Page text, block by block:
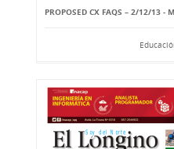
PROPOSED CX FAQS – 2/12/13 -